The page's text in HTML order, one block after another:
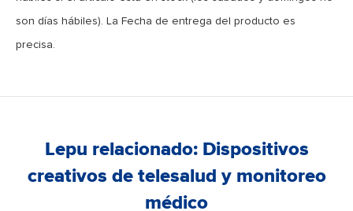
son días hábiles). La Fecha de entrega del producto es
precisa.
Lepu relacionado: Dispositivos
creativos de telesalud y monitoreo
médico